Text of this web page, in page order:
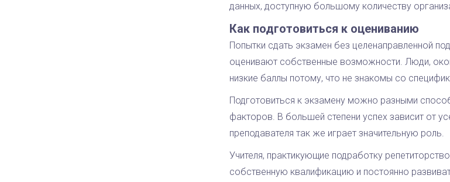
данных, доступную большому количеству
Как подготовиться к оцениванию
Попытки сдать экзамен без целенаправленной
оценивают собственные возможности. Люди,
низкие баллы потому, что не знакомы со
Подготовиться к экзамену можно разными
факторов. В большей степени успех зависит от
преподавателя так же играет значительную роль.
Учителя, практикующие подработку
собственную квалификацию и постоянно